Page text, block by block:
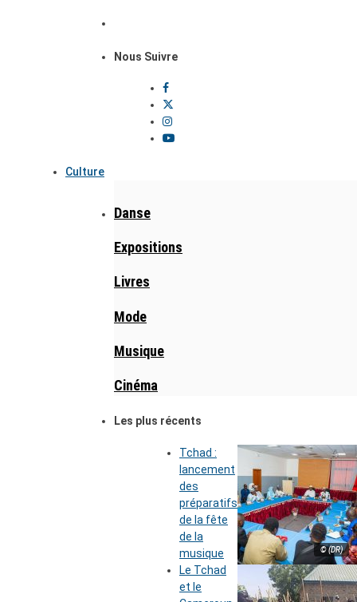
Nous Suivre
Culture
Danse
Expositions
Livres
Mode
Musique
Cinéma
Les plus récents
© (DR)
Tchad :
lancement
des
préparatifs
de la fête
de la
musique
Le Tchad
et le